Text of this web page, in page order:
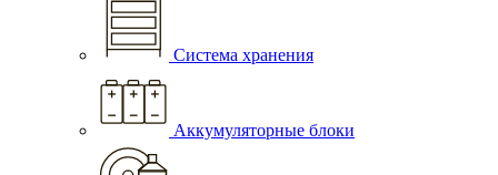
Система хранения
Аккумуляторные блоки